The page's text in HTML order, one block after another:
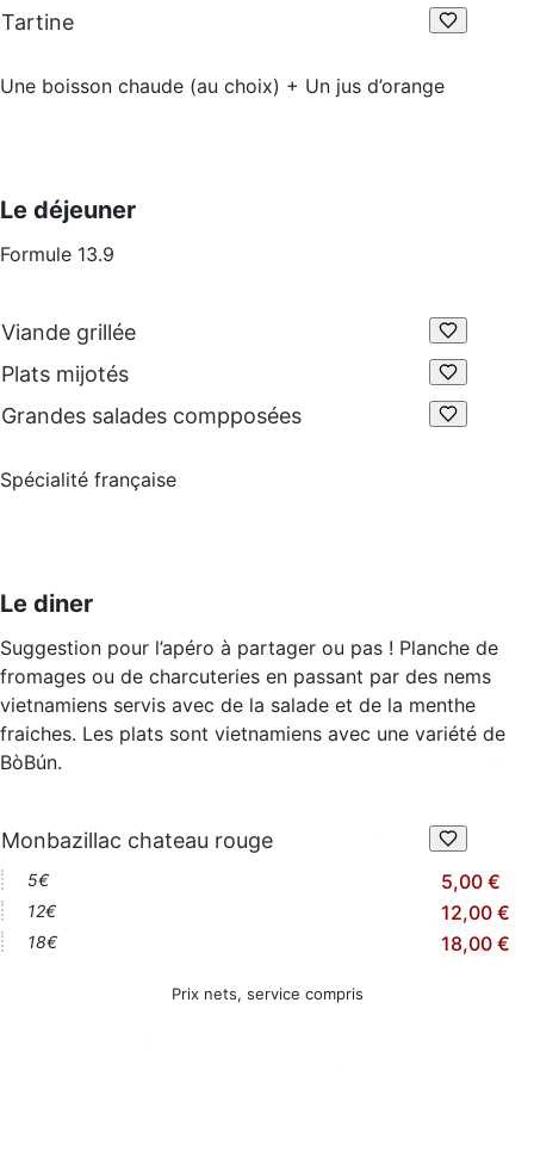
Tartine
Une boisson chaude (au choix) + Un jus d’orange
Le déjeuner
Formule 13.9
Viande grillée
Plats mijotés
Grandes salades compposées
Spécialité française
Le diner
Suggestion pour l’apéro à partager ou pas ! Planche de
fromages ou de charcuteries en passant par des nems
vietnamiens servis avec de la salade et de la menthe
fraiches. Les plats sont vietnamiens avec une variété de
BòBún.
Monbazillac chateau rouge
5€ 5,00 €
12€ 12,00 €
18€ 18,00 €
Prix nets, service compris